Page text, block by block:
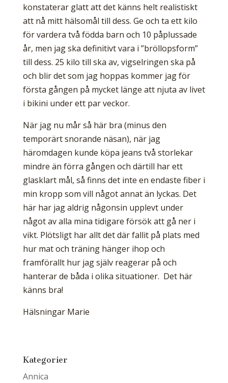
konstaterar glatt att det känns helt realistiskt
att nå mitt hälsomål till dess. Ge och ta ett kilo
för vardera två födda barn och 10 påplussade
år, men jag ska definitivt vara i ”bröllopsform”
till dess. 25 kilo till ska av, vigselringen ska på
och blir det som jag hoppas kommer jag för
första gången på mycket länge att njuta av livet
i bikini under ett par veckor.
När jag nu mår så här bra (minus den
temporärt snorande näsan), när jag
häromdagen kunde köpa jeans två storlekar
mindre än förra gången och därtill har ett
glasklart mål, så finns det inte en endaste fiber i
min kropp som vill något annat än lyckas. Det
här har jag aldrig någonsin upplevt under
något av alla mina tidigare försök att gå ner i
vikt. Plötsligt har allt det där fallit på plats med
hur mat och träning hänger ihop och
framförallt hur jag själv reagerar på och
hanterar de båda i olika situationer. Det här
känns bra!
Hälsningar Marie
Kategorier
Annica